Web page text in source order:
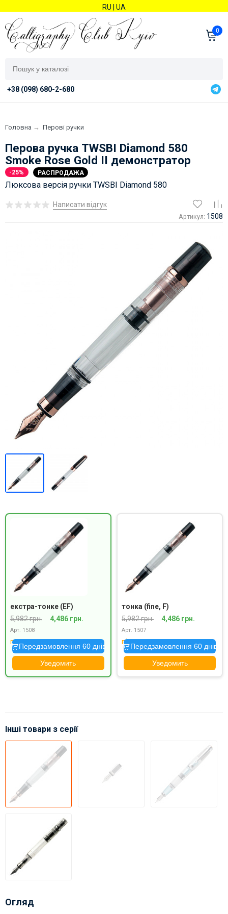
RU UA
0
+38 (098) 680-2-680
Головна → Перові ручки
Перова ручка TWSBI Diamond 580
Smoke Rose Gold II демонстратор
-25% РАСПРОДАЖА
Люксова версія ручки TWSBI Diamond 580
Написати відгук
Артикул: 1508
екстра-тонке (EF)
5,982 грн.
4,486 грн.
Арт. 1508
під замовлення
Передзамовлення 60 днів
Уведомить
тонка (fine, F)
5,982 грн.
4,486 грн.
Арт. 1507
під замовлення
Передзамовлення 60 днів
Уведомить
Інші товари з серії
Огляд